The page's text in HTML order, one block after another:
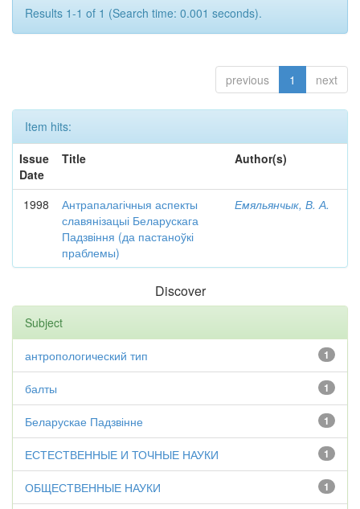
Results 1-1 of 1 (Search time: 0.001 seconds).
previous 1 next
Item hits:
Issue
Date
Title Author(s)
1998
Антрапалагічныя аспекты
славянізацыі Беларускага
Падзвіння (да пастаноўкі
праблемы)
Емяльянчык, В. А.
Discover
Subject
1
антропологический тип
1
балты
1
Беларускае Падзвінне
1
ЕСТЕСТВЕННЫЕ И ТОЧНЫЕ НАУКИ
1
ОБЩЕСТВЕННЫЕ НАУКИ